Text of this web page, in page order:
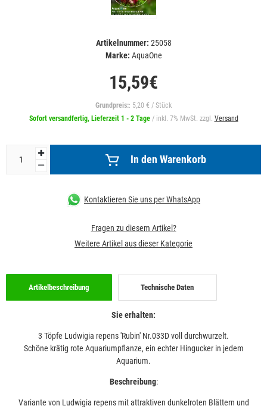
Artikelnummer: 25058
Marke: AquaOne
15,59€
Grundpreis:: 5,20 € / Stück
Sofort versandfertig, Lieferzeit 1 - 2 Tage / inkl. 7% MwSt. zzgl. Versand
In den Warenkorb
Kontaktieren Sie uns per WhatsApp
Fragen zu diesem Artikel?
Weitere Artikel aus dieser Kategorie
Artikelbeschreibung Technische Daten
Sie erhalten:
3 Töpfe Ludwigia repens 'Rubin' Nr.033D voll durchwurzelt.
Schöne krätig rote Aquariumpflanze, ein echter Hingucker in jedem
Aquarium.
Beschreibung:
Variante von Ludwigia repens mit attraktiven dunkelroten Blättern und